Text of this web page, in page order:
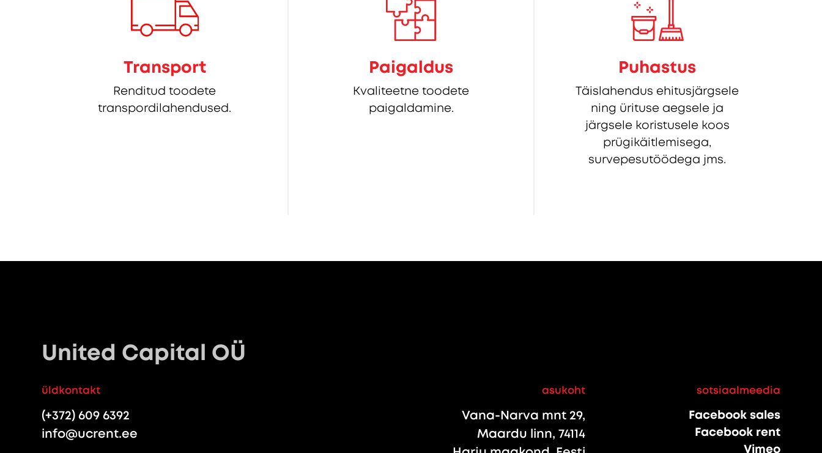
Transport
Renditud toodete
transpordilahendused.
Paigaldus
Kvaliteetne toodete
paigaldamine.
Puhastus
Täislahendus ehitusjärgsele
ning ürituse aegsele ja
järgsele koristusele koos
prügikäitlemisega,
survepesutöödega jms.
United Capital OÜ
üldkontakt
(+372) 609 6392
info@ucrent.ee
asukoht
Vana-Narva mnt 29,
Maardu linn, 74114
sotsiaalmeedia
Facebook sales
Facebook rent
Vimeo